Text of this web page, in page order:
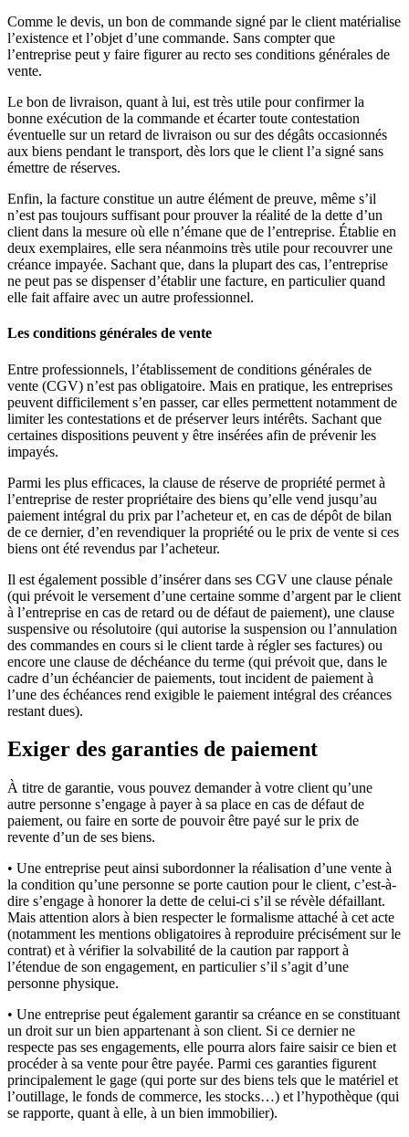
Comme le devis, un bon de commande signé par le client matérialise
l’existence et l’objet d’une commande. Sans compter que
l’entreprise peut y faire figurer au recto ses conditions générales de
vente.
Le bon de livraison, quant à lui, est très utile pour confirmer la
bonne exécution de la commande et écarter toute contestation
éventuelle sur un retard de livraison ou sur des dégâts occasionnés
aux biens pendant le transport, dès lors que le client l’a signé sans
émettre de réserves.
Enfin, la facture constitue un autre élément de preuve, même s’il
n’est pas toujours suffisant pour prouver la réalité de la dette d’un
client dans la mesure où elle n’émane que de l’entreprise. Établie en
deux exemplaires, elle sera néanmoins très utile pour recouvrer une
créance impayée. Sachant que, dans la plupart des cas, l’entreprise
ne peut pas se dispenser d’établir une facture, en particulier quand
elle fait affaire avec un autre professionnel.
Les conditions générales de vente
Entre professionnels, l’établissement de conditions générales de
vente (CGV) n’est pas obligatoire. Mais en pratique, les entreprises
peuvent difficilement s’en passer, car elles permettent notamment de
limiter les contestations et de préserver leurs intérêts. Sachant que
certaines dispositions peuvent y être insérées afin de prévenir les
impayés.
Parmi les plus efficaces, la clause de réserve de propriété permet à
l’entreprise de rester propriétaire des biens qu’elle vend jusqu’au
paiement intégral du prix par l’acheteur et, en cas de dépôt de bilan
de ce dernier, d’en revendiquer la propriété ou le prix de vente si ces
biens ont été revendus par l’acheteur.
Il est également possible d’insérer dans ses CGV une clause pénale
(qui prévoit le versement d’une certaine somme d’argent par le client
à l’entreprise en cas de retard ou de défaut de paiement), une clause
suspensive ou résolutoire (qui autorise la suspension ou l’annulation
des commandes en cours si le client tarde à régler ses factures) ou
encore une clause de déchéance du terme (qui prévoit que, dans le
cadre d’un échéancier de paiements, tout incident de paiement à
l’une des échéances rend exigible le paiement intégral des créances
restant dues).
Exiger des garanties de paiement
À titre de garantie, vous pouvez demander à votre client qu’une
autre personne s’engage à payer à sa place en cas de défaut de
paiement, ou faire en sorte de pouvoir être payé sur le prix de
revente d’un de ses biens.
• Une entreprise peut ainsi subordonner la réalisation d’une vente à
la condition qu’une personne se porte caution pour le client, c’est-à-
dire s’engage à honorer la dette de celui-ci s’il se révèle défaillant.
Mais attention alors à bien respecter le formalisme attaché à cet acte
(notamment les mentions obligatoires à reproduire précisément sur le
contrat) et à vérifier la solvabilité de la caution par rapport à
l’étendue de son engagement, en particulier s’il s’agit d’une
personne physique.
• Une entreprise peut également garantir sa créance en se constituant
un droit sur un bien appartenant à son client. Si ce dernier ne
respecte pas ses engagements, elle pourra alors faire saisir ce bien et
procéder à sa vente pour être payée. Parmi ces garanties figurent
principalement le gage (qui porte sur des biens tels que le matériel et
l’outillage, le fonds de commerce, les stocks…) et l’hypothèque (qui
se rapporte, quant à elle, à un bien immobilier).